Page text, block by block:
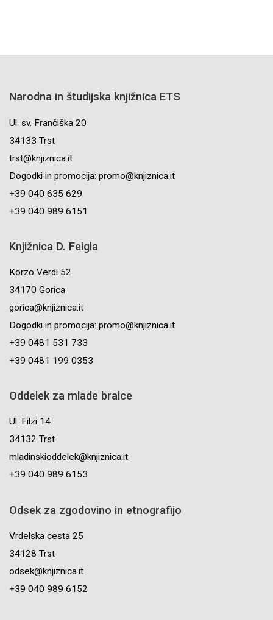
Narodna in študijska knjižnica ETS
Ul. sv. Frančiška 20
34133 Trst
trst@knjiznica.it
Dogodki in promocija: promo@knjiznica.it
+39 040 635 629
+39 040 989 6151
Knjižnica D. Feigla
Korzo Verdi 52
34170 Gorica
gorica@knjiznica.it
Dogodki in promocija: promo@knjiznica.it
+39 0481 531 733
+39 0481 199 0353
Oddelek za mlade bralce
Ul. Filzi 14
34132 Trst
mladinskioddelek@knjiznica.it
+39 040 989 6153
Odsek za zgodovino in etnografijo
Vrdelska cesta 25
34128 Trst
odsek@knjiznica.it
+39 040 989 6152